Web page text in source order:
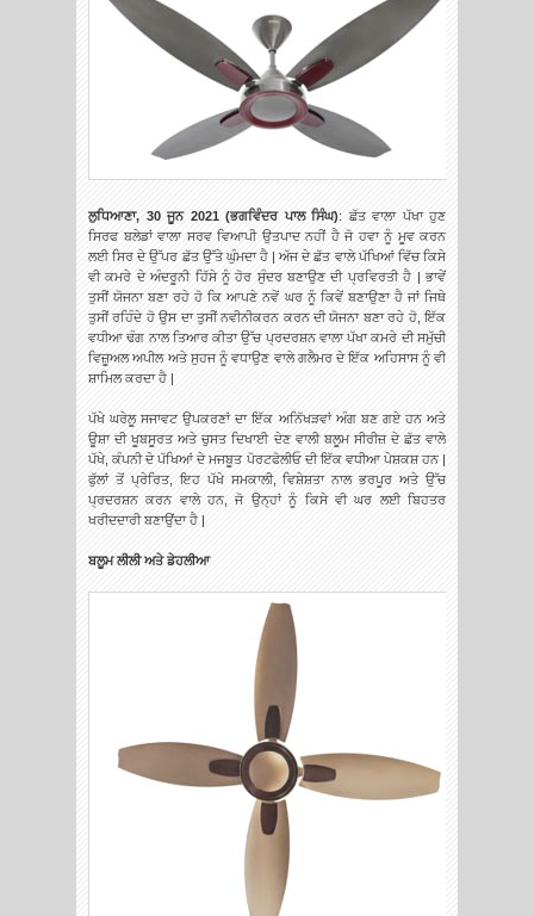
ਲੁਧਿਆਣਾ, 30 ਜੂਨ 2021 (ਭਗਵਿੰਦਰ ਪਾਲ ਸਿੰਘ): ਛੱਤ ਵਾਲਾ ਪੱਖਾ ਹੁਣ
ਸਿਰਫ ਬਲੇਡਾਂ ਵਾਲਾ ਸਰਵ ਵਿਆਪੀ ਉਤਪਾਦ ਨਹੀਂ ਹੈ ਜੋ ਹਵਾ ਨੂੰ ਮੂਵ ਕਰਨ
ਲਈ ਸਿਰ ਦੇ ਉੱਪਰ ਛੱਤ ਉੱਤੇ ਘੁੰਮਦਾ ਹੈ | ਅੱਜ ਦੇ ਛੱਤ ਵਾਲੇ ਪੱਖਿਆਂ ਵਿੱਚ ਕਿਸੇ
ਵੀ ਕਮਰੇ ਦੇ ਅੰਦਰੂਨੀ ਹਿੱਸੇ ਨੂੰ ਹੋਰ ਸੁੰਦਰ ਬਣਾਉਣ ਦੀ ਪ੍ਰਵਿਰਤੀ ਹੈ | ਭਾਵੇਂ
ਤੁਸੀਂ ਯੋਜਨਾ ਬਣਾ ਰਹੇ ਹੋ ਕਿ ਆਪਣੇ ਨਵੇਂ ਘਰ ਨੂੰ ਕਿਵੇਂ ਬਣਾਉਣਾ ਹੈ ਜਾਂ ਜਿਥੇ
ਤੁਸੀਂ ਰਹਿੰਦੇ ਹੋ ਉਸ ਦਾ ਤੁਸੀਂ ਨਵੀਨੀਕਰਨ ਕਰਨ ਦੀ ਯੋਜਨਾ ਬਣਾ ਰਹੇ ਹੋ, ਇੱਕ
ਵਧੀਆ ਢੰਗ ਨਾਲ ਤਿਆਰ ਕੀਤਾ ਉੱਚ ਪ੍ਰਦਰਸ਼ਨ ਵਾਲਾ ਪੱਖਾ ਕਮਰੇ ਦੀ ਸਮੁੱਚੀ
ਵਿਜ਼ੂਅਲ ਅਪੀਲ ਅਤੇ ਸੁਹਜ ਨੂੰ ਵਧਾਉਣ ਵਾਲੇ ਗਲੈਮਰ ਦੇ ਇੱਕ ਅਹਿਸਾਸ ਨੂੰ ਵੀ
ਸ਼ਾਮਿਲ ਕਰਦਾ ਹੈ |
ਪੱਖੇ ਘਰੇਲੂ ਸਜਾਵਟ ਉਪਕਰਣਾਂ ਦਾ ਇੱਕ ਅਨਿੱਖੜਵਾਂ ਅੰਗ ਬਣ ਗਏ ਹਨ ਅਤੇ
ਊਸ਼ਾ ਦੀ ਖੂਬਸੂਰਤ ਅਤੇ ਚੁਸਤ ਦਿਖਾਈ ਦੇਣ ਵਾਲੀ ਬਲੂਮ ਸੀਰੀਜ਼ ਦੇ ਛੱਤ ਵਾਲੇ
ਪੱਖੇ, ਕੰਪਨੀ ਦੇ ਪੱਖਿਆਂ ਦੇ ਮਜਬੂਤ ਪੋਰਟਫੋਲੀਓ ਦੀ ਇੱਕ ਵਧੀਆ ਪੇਸ਼ਕਸ਼ ਹਨ |
ਫੁੱਲਾਂ ਤੋਂ ਪ੍ਰੇਰਿਤ, ਇਹ ਪੱਖੇ ਸਮਕਾਲੀ, ਵਿਸ਼ੇਸ਼ਤਾ ਨਾਲ ਭਰਪੂਰ ਅਤੇ ਉੱਚ
ਪ੍ਰਦਰਸ਼ਨ ਕਰਨ ਵਾਲੇ ਹਨ, ਜੋ ਉਨ੍ਹਾਂ ਨੂੰ ਕਿਸੇ ਵੀ ਘਰ ਲਈ ਬਿਹਤਰ
ਖਰੀਦਦਾਰੀ ਬਣਾਉਂਦਾ ਹੈ |
ਬਲੂਮ ਲੀਲੀ ਅਤੇ ਡੇਹਲੀਆ